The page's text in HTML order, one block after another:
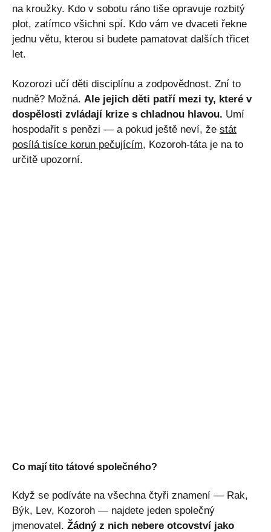
na kroužky. Kdo v sobotu ráno tiše opravuje rozbitý
plot, zatímco všichni spí. Kdo vám ve dvaceti řekne
jednu větu, kterou si budete pamatovat dalších třicet
let.
Kozorozi učí děti disciplínu a zodpovědnost. Zní to
nudně? Možná. Ale jejich děti patří mezi ty, které v
dospělosti zvládají krize s chladnou hlavou. Umí
hospodařit s penězi — a pokud ještě neví, že stát
posílá tisíce korun pečujícím, Kozoroh-táta je na to
určitě upozorní.
Co mají tito tátové společného?
Když se podíváte na všechna čtyři znamení — Rak,
Býk, Lev, Kozoroh — najdete jeden společný
jmenovatel. Žádný z nich nebere otcovství jako